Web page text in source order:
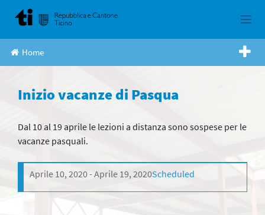
Home
Inizio vacanze di Pasqua
Dal 10 al 19 aprile le lezioni a distanza sono sospese per le
vacanze pasquali.
Aprile 10, 2020 Aprile 19, 2020Scheduled